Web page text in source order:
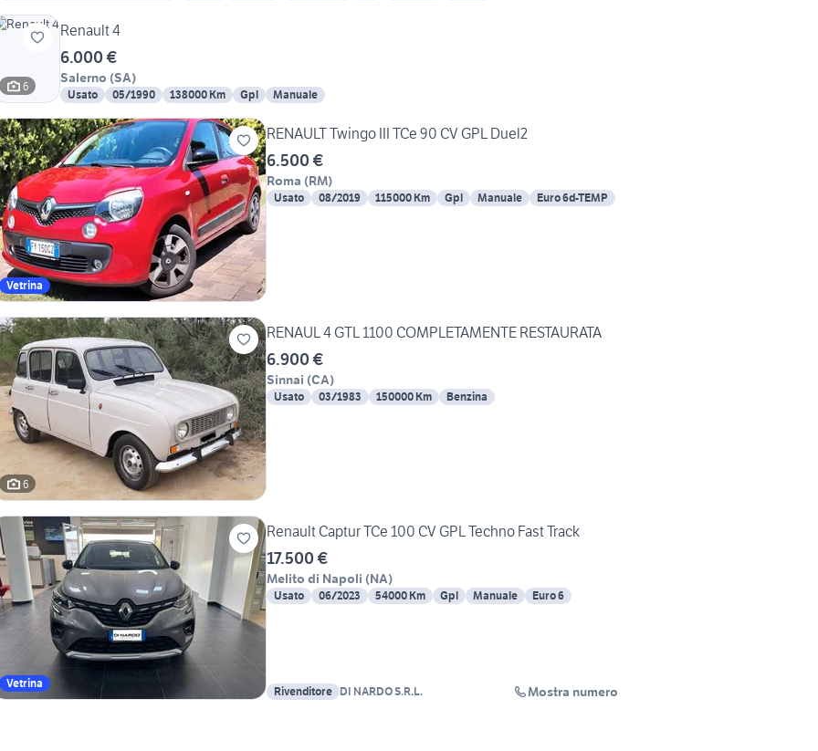
6
Renault 4
6.000 €
Salerno (SA)
Usato 05/1990 138000 Km Gpl Manuale
Vetrina
RENAULT Twingo III TCe 90 CV GPL Duel2
6.500 €
Roma (RM)
Usato 08/2019 115000 Km Gpl Manuale Euro 6d-TEMP
6
RENAUL 4 GTL 1100 COMPLETAMENTE RESTAURATA
6.900 €
Sinnai (CA)
Usato 03/1983 150000 Km Benzina
Vetrina
Renault Captur TCe 100 CV GPL Techno Fast Track
17.500 €
Melito di Napoli (NA)
Usato 06/2023 54000 Km Gpl Manuale Euro 6
Rivenditore DI NARDO S.R.L. Mostra numero